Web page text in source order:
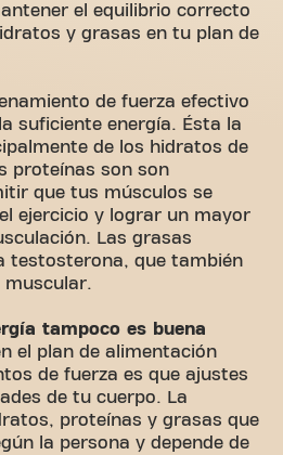
el equilibrio correcto
y grasas en tu plan de
de fuerza efectivo
suficiente energía. Ésta la
de los hidratos de
proteínas son son
que tus músculos se
ejercicio y lograr un mayor
Las grasas
testosterona, que también
muscular.
tampoco es buena
el plan de alimentación
de fuerza es que ajustes
de tu cuerpo. La
proteínas y grasas que
la persona y depende de